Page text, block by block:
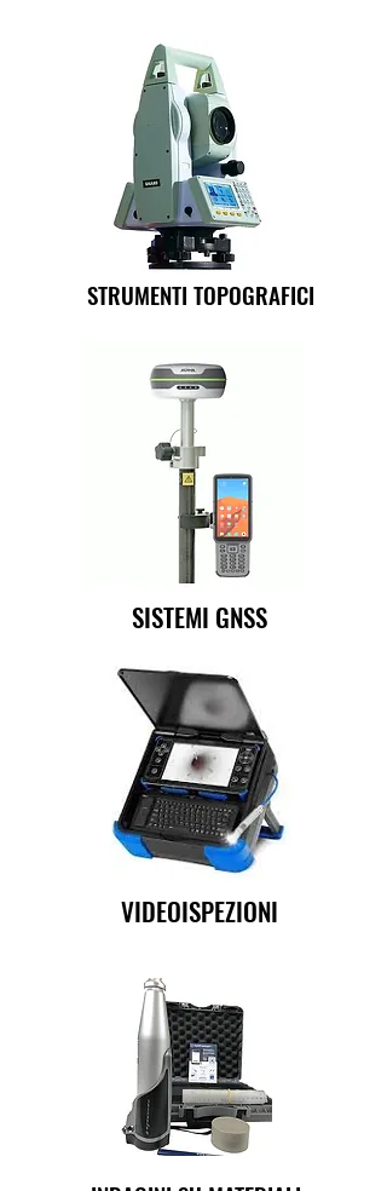
STRUMENTI TOPOGRAFICI
SISTEMI GNSS
VIDEOISPEZIONI